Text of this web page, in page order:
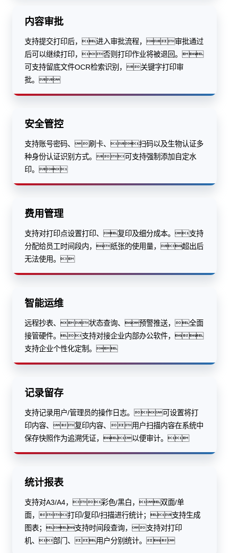
内容审批
支持提交打印后，进入审批流程，审批通过
后可以继续打印，否则打印作业将被退回。
可支持留底文件OCR检索识别，关键字打印审
批。
安全管控
支持账号密码、刷卡、扫码以及生物认证多
种身份认证识别方式。可支持强制添加自定水
印。
费用管理
支持对打印点设置打印、复印及细分成本。支持
分配给员工时间段内，纸张的使用量，超出后
无法使用。
智能运维
远程抄表、状态查询、预警推送，全面
接管硬件。支持对接企业内部办公软件，
支持企业个性化定制。
记录留存
支持记录用户/管理员的操作日志。可设置将打
印内容、复印内容、用户扫描内容在系统中
保存快照作为追溯凭证，以便审计。
统计报表
支持对A3/A4，彩色/黑白，双面/单
面，打印/复印/扫描进行统计；支持生成
图表；支持时间段查询，支持对打印
机、部门、用户分别统计。